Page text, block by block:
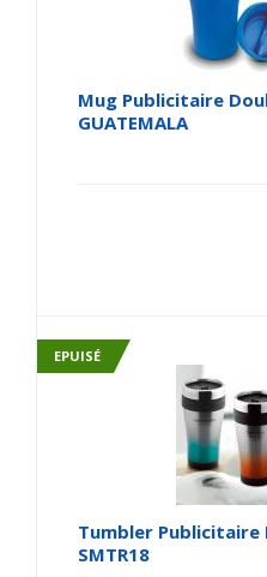
Mug Publicitaire
GUATEMALA
EPUISÉ
Tumbler Publicitaire
SMTR18